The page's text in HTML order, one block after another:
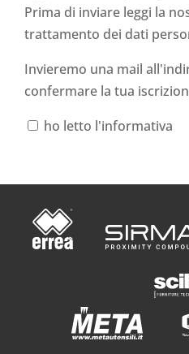
Prima di inviare leggi la
trattamento dei dati
Invieremo una mail
confermare la tua
ho letto l'informativa